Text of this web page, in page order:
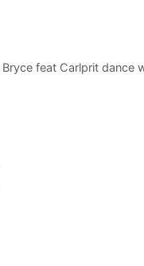
Bryce feat Carlprit dance